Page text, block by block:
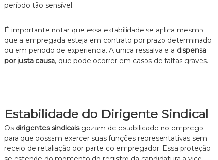
período tão sensível.
É importante notar que essa estabilidade se aplica mesmo
que a empregada esteja em contrato por prazo determinado
ou em período de experiência. A única ressalva é a dispensa
por justa causa, que pode ocorrer em casos de faltas graves.
Estabilidade do Dirigente Sindical
Os dirigentes sindicaisgozam de estabilidade no emprego
para que possam exercer suas funções representativas sem
receio de retaliação por parte do empregador. Essa proteção